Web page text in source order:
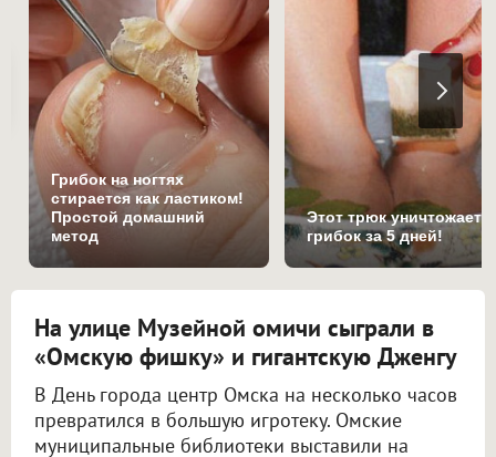
Грибок на ногтях
стирается как ластиком!
Простой домашний
метод
Этот трюк уничтожает
грибок за 5 дней!
На улице Музейной омичи сыграли в
«Омскую фишку» и гигантскую Дженгу
В День города центр Омска на несколько часов
превратился в большую игротеку. Омские
муниципальные библиотеки выставили на